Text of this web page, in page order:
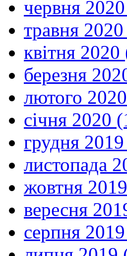
червня
травня
квітня 2020
березня
лютого
січня 2020
грудня
листопада
жовтня
вересня
серпня